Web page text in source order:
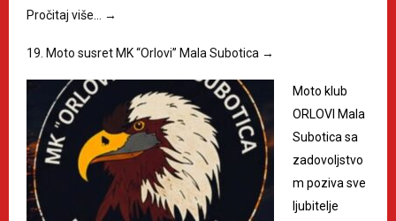
Pročitaj više… →
19. Moto susret MK “Orlovi” Mala Subotica →
Moto klub
ORLOVI Mala
Subotica sa
zadovoljstvo
m poziva sve
ljubitelje